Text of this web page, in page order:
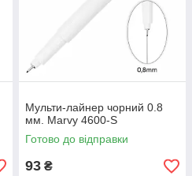
Мульти-лайнер чорний 0.8
мм. Marvy 4600-S
Готово до відправки
93 ₴